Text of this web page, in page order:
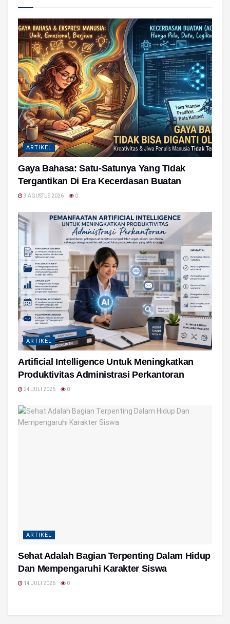
ARTIKEL
Gaya Bahasa: Satu-Satunya Yang Tidak
Tergantikan Di Era Kecerdasan Buatan
3 AGUSTUS 2026 0
ARTIKEL
Artificial Intelligence Untuk Meningkatkan
Produktivitas Administrasi Perkantoran
24 JULI 2026 0
ARTIKEL
Sehat Adalah Bagian Terpenting Dalam Hidup
Dan Mempengaruhi Karakter Siswa
14 JULI 2026 0